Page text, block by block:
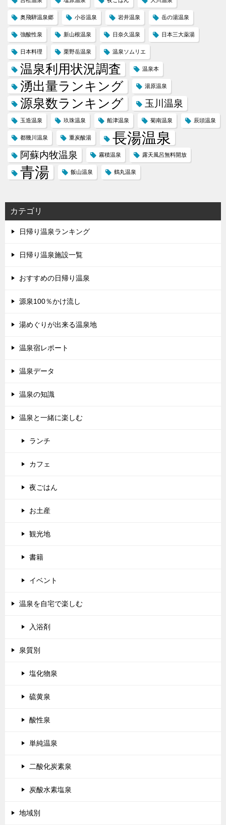
奥飛騨温泉郷 小谷温泉 岩井温泉 岳の湯温泉
強酸性泉 新山根温泉 日奈久温泉 日本三大薬湯
日本料理 栗野岳温泉 温泉ソムリエ
温泉利用状況調査 温泉本
湧出量ランキング 湯原温泉
源泉数ランキング 玉川温泉
玉造温泉 玖珠温泉 船津温泉 菊南温泉 辰頭温泉
都幾川温泉 重炭酸湯 長湯温泉
阿蘇内牧温泉 霧積温泉 露天風呂無料開放
青湯 飯山温泉 鶴丸温泉
カテゴリ
日帰り温泉ランキング
日帰り温泉施設一覧
おすすめの日帰り温泉
源泉100％かけ流し
湯めぐりが出来る温泉地
温泉宿レポート
温泉データ
温泉の知識
温泉と一緒に楽しむ
ランチ
カフェ
夜ごはん
お土産
観光地
書籍
イベント
温泉を自宅で楽しむ
入浴剤
泉質別
塩化物泉
硫黄泉
酸性泉
単純温泉
二酸化炭素泉
炭酸水素塩泉
地域別